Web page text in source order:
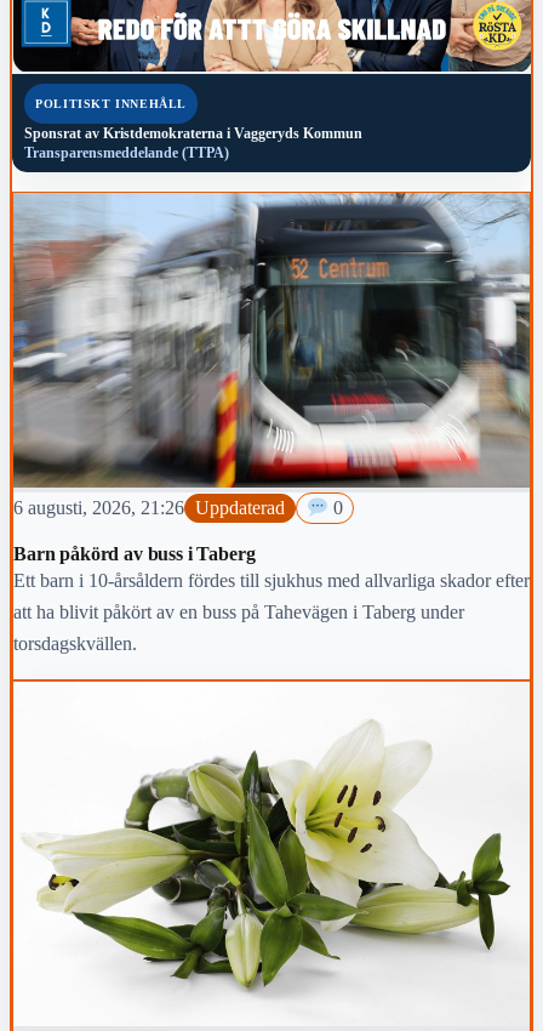
POLITISKT INNEHÅLL
Sponsrat av Kristdemokraterna i Vaggeryds Kommun
Transparensmeddelande (TTPA)
6 augusti, 2026, 21:26 Uppdaterad 0
Barn påkörd av buss i Taberg
Ett barn i 10-årsåldern fördes till sjukhus med allvarliga skador efter
att ha blivit påkört av en buss på Tahevägen i Taberg under
torsdagskvällen.